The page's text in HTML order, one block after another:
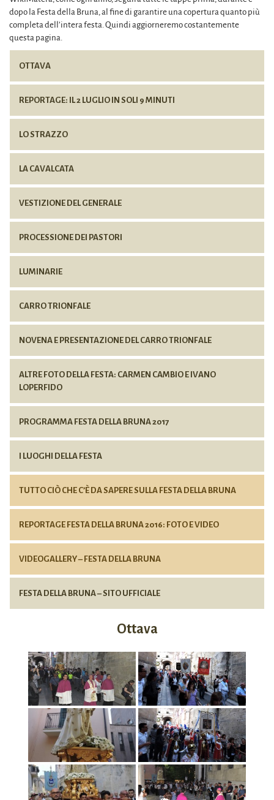
dopo la Festa della Bruna, al fine di garantire una copertura quanto più
completa dell’intera festa. Quindi aggiorneremo costantemente
questa pagina.
OTTAVA
REPORTAGE: IL 2 LUGLIO IN SOLI 9 MINUTI
LO STRAZZO
LA CAVALCATA
VESTIZIONE DEL GENERALE
PROCESSIONE DEI PASTORI
LUMINARIE
CARRO TRIONFALE
NOVENA E PRESENTAZIONE DEL CARRO TRIONFALE
ALTRE FOTO DELLA FESTA: CARMEN CAMBIO E IVANO
LOPERFIDO
PROGRAMMA FESTA DELLA BRUNA 2017
I LUOGHI DELLA FESTA
TUTTO CIÒ CHE C’È DA SAPERE SULLA FESTA DELLA BRUNA
REPORTAGE FESTA DELLA BRUNA 2016: FOTO E VIDEO
VIDEOGALLERY – FESTA DELLA BRUNA
FESTA DELLA BRUNA – SITO UFFICIALE
Ottava